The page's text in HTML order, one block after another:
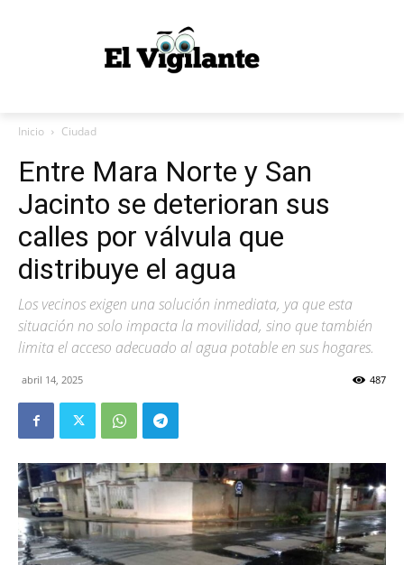
Inicio Ciudad
Entre Mara Norte y San
Jacinto se deterioran sus
calles por válvula que
distribuye el agua
Los vecinos exigen una solución inmediata, ya que esta
situación no solo impacta la movilidad, sino que también
limita el acceso adecuado al agua potable en sus hogares.
abril 14, 2025 487